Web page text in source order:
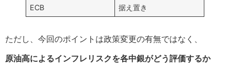
ECB 据え置き
ただし、今回のポイントは政策変更の有無ではなく、
原油高によるインフレリスクを各中銀がどう評価するか